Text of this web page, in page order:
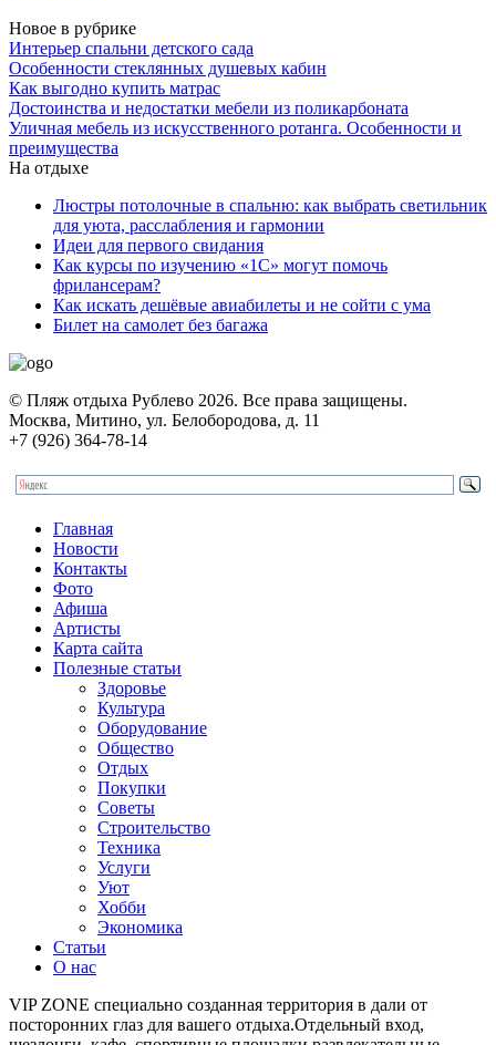
Новое в рубрике
Интерьер спальни детского сада
Особенности стеклянных душевых кабин
Как выгодно купить матрас
Достоинства и недостатки мебели из поликарбоната
Уличная мебель из искусственного ротанга. Особенности и
преимущества
На отдыхе
Люстры потолочные в спальню: как выбрать светильник
для уюта, расслабления и гармонии
Идеи для первого свидания
Как курсы по изучению «1С» могут помочь
фрилансерам?
Как искать дешёвые авиабилеты и не сойти с ума
Билет на самолет без багажа
© Пляж отдыха Рублево 2026. Все права защищены.
Москва, Митино, ул. Белобородова, д. 11
+7 (926) 364-78-14
Главная
Новости
Контакты
Фото
Афиша
Артисты
Карта сайта
Полезные статьи
Здоровье
Культура
Оборудование
Общество
Отдых
Покупки
Советы
Строительство
Техника
Услуги
Уют
Хобби
Экономика
Статьи
О нас
VIP ZONE специально созданная территория в дали от
посторонних глаз для вашего отдыха.Отдельный вход,